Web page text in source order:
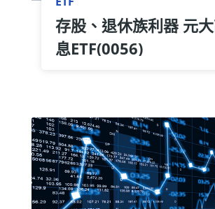
存股、退休族利器 元
息ETF(0056)